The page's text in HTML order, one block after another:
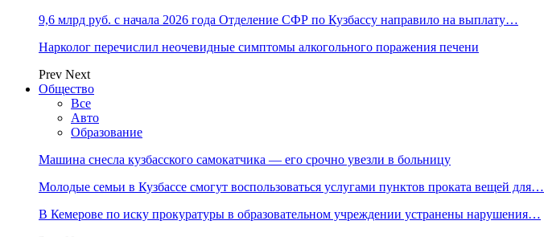
9,6 млрд руб. с начала 2026 года Отделение СФР по Кузбассу направило на выплату…
Нарколог перечислил неочевидные симптомы алкогольного поражения печени
Prev Next
Общество
Все
Авто
Образование
Машина снесла кузбасского самокатчика — его срочно увезли в больницу
Молодые семьи в Кузбассе смогут воспользоваться услугами пунктов проката вещей для…
В Кемерове по иску прокуратуры в образовательном учреждении устранены нарушения…